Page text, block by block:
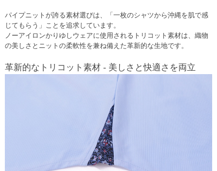
パイプニットが誇る素材選びは、「一枚のシャツから沖縄を肌で感
じてもらう」ことを追求しています。
ノーアイロンかりゆしウェアに使用されるトリコット素材は、織物
の美しさとニットの柔軟性を兼ね備えた革新的な生地です。
革新的なトリコット素材 - 美しさと快適さを両立